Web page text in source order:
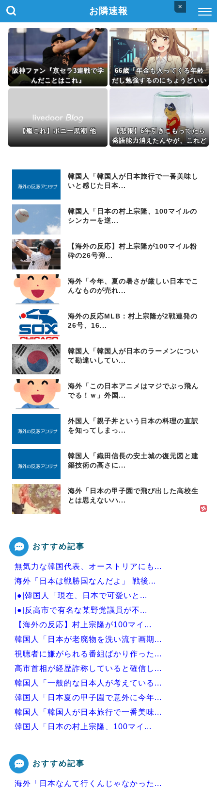
×
お隣速報
阪神ファン『京セラ3連戦で学
んだことはこれ』
66歳「年金も入ってくる年齢
だし勉強するのにちょうどいい
かなって」。司法試験合格
【艦これ】ポニー黒潮 他
【悲報】6年引きこもってたら
発語能力消えたんやが、これど
韓国人「韓国人が日本旅行で一番美味し
いと感じた日本...
韓国人「日本の村上宗隆、100マイルの
シンカーを逆...
【海外の反応】村上宗隆が100マイル粉
砕の26号弾...
海外「今年、夏の暑さが厳しい日本でこ
んなものが売れ...
海外の反応MLB：村上宗隆が2戦連発の
26号、16...
韓国人「韓国人が日本のラーメンについ
て勘違いしてい...
海外「この日本アニメはマジでぶっ飛ん
でる！ｗ」外国...
外国人「親子丼という日本の料理の直訳
を知ってしまっ...
韓国人「織田信長の安土城の復元図と建
築技術の高さに...
海外「日本の甲子園で飛び出した高校生
とは思えないハ...
おすすめ記事
無気力な韓国代表、オーストリアにも...
海外「日本は戦勝国なんだよ」 戦後...
|●|韓国人「現在、日本で可愛いと...
|●|反高市で有名な某野党議員が不...
【海外の反応】村上宗隆が100マイ...
韓国人「日本が老廃物を洗い流す画期...
視聴者に嫌がられる番組ばかり作った...
高市首相が経歴詐称していると確信し...
韓国人「一般的な日本人が考えている...
韓国人「日本夏の甲子園で意外に今年...
韓国人「韓国人が日本旅行で一番美味...
韓国人「日本の村上宗隆、100マイ...
おすすめ記事
海外「日本なんて行くんじゃなかった...